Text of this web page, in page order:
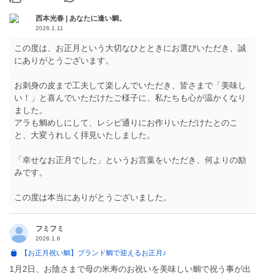
西本光春 | あなたに逢い鯛。
2026.1.11
この度は、お正月という大切なひとときにお選びいただき、誠
にありがとうございます。
お刺身の皮まで工夫して楽しんでいただき、皆さまで「美味し
い！」と喜んでいただけたご様子に、私たちも心が温かくなり
ました。
アラも鯛めしにして、レシピ通りにお作りいただけたとのこ
と、大変うれしく拝見いたしました。
「幸せなお正月でした」というお言葉をいただき、何よりの励
みです。
この度は本当にありがとうございました。
フミフミ
2026.1.6
【お正月祝い鯛】ブランド鯛で迎えるお正月♪
1月2日、お陰さまで母の米寿のお祝いを美味しい鯛で祝う事が出